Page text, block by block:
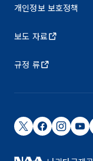
개인정보 보호정책
보도 자료
규정 류